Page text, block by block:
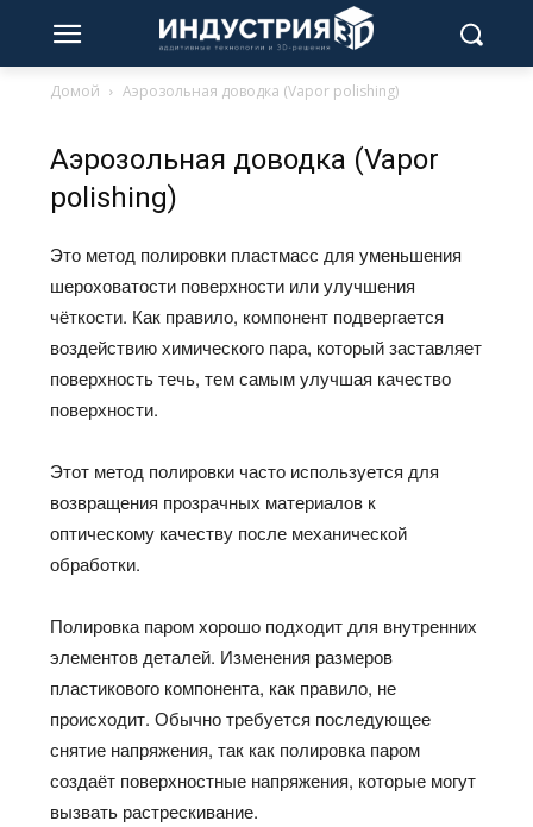
Домой Аэрозольная доводка (Vapor polishing)
Аэрозольная доводка (Vapor
polishing)
Это метод полировки пластмасс для уменьшения
шероховатости поверхности или улучшения
чёткости. Как правило, компонент подвергается
воздействию химического пара, который заставляет
поверхность течь, тем самым улучшая качество
поверхности.
Этот метод полировки часто используется для
возвращения прозрачных материалов к
оптическому качеству после механической
обработки.
Полировка паром хорошо подходит для внутренних
элементов деталей. Изменения размеров
пластикового компонента, как правило, не
происходит. Обычно требуется последующее
снятие напряжения, так как полировка паром
создаёт поверхностные напряжения, которые могут
вызвать растрескивание.